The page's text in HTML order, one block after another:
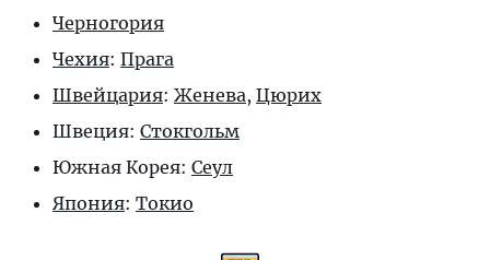
Черногория
Чехия: Прага
Швейцария: Женева, Цюрих
Швеция: Стокгольм
Южная Корея: Сеул
Япония: Токио